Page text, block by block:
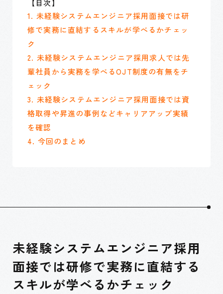
【目次】
1. 未経験システムエンジニア採用面接では研
修で実務に直結するスキルが学べるかチェッ
ク
2. 未経験システムエンジニア採用求人では先
輩社員から実務を学べるOJT制度の有無をチ
ェック
3. 未経験システムエンジニア採用面接では資
格取得や昇進の事例などキャリアアップ実績
を確認
4. 今回のまとめ
未経験システムエンジニア採用
面接では研修で実務に直結する
スキルが学べるかチェック